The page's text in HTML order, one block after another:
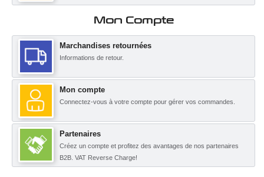
Mon Compte
Marchandises retournées
Informations de retour.
Mon compte
Connectez-vous à votre compte pour gérer vos commandes.
Partenaires
Créez un compte et profitez des avantages de nos partenaires
B2B. VAT Reverse Charge!